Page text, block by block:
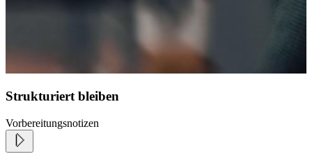
Strukturiert bleiben
Vorbereitungsnotizen